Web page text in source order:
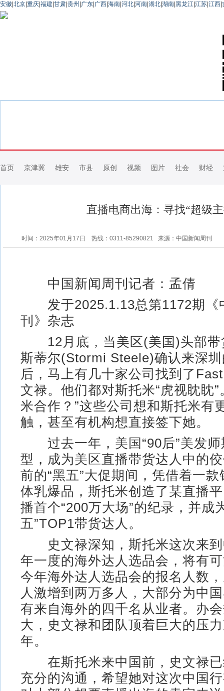
安徽 北京 重庆 福建 甘肃 贵州 广东 广西 海南 河北 河南 湖北 湖南 黑龙江 江苏 江西
首页 京津冀 雄安 市县 原创 视频 图片 社会 财经
直播电商出海：寻找“超级
时间：2025年01月17日 热线：0311-85290821 来源：中国新闻周刊
中国新闻周刊记者：孟倩
发于2025.1.13总第1172期《
刊》杂志
12月底，当美区(美国)头部带
斯蒂尔(Stormi Steele)确认来深
后，马上有几十家公司找到了
文禄。他们都对斯托米“虎视眈眈”
米合作？”这些公司想和斯托米有
触，甚至有机构想直接签下她。
过去一年，美国“90后”美发师
型，成为美区直播带货达人中的
前的“黑五”大促期间，凭借着一
体乳爆品，斯托米创造了某直播
播首个“200万大场”的纪录，并成
五”TOP1带货达人。
史文禄深知，斯托米这次来到
年一度的海外达人选品会，将有
今年海外达人选品会的报名人数
人激增到两万多人，大部分为中
有来自海外的四千名从业者。办
大，史文禄和团队顶着巨大的压
年。
在斯托米来中国前，史文禄已
充分的沟通，希望她对这次中国